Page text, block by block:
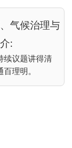
气候治理与
:
续议题讲得清
理明。